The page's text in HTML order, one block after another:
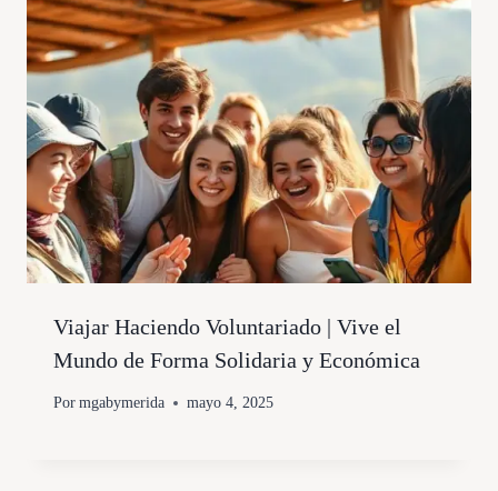
Viajar Haciendo Voluntariado | Vive el
Mundo de Forma Solidaria y Económica
Por mgabymerida mayo 4, 2025